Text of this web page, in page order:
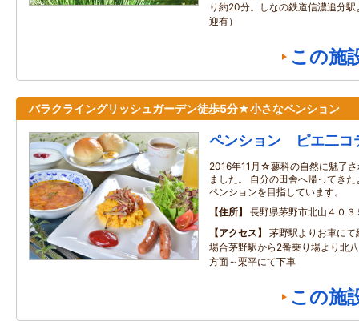
り約20分。しなの鉄道信濃追分
迎有）
この施
バラクライングリッシュガーデン徒歩5分★小さなペンション
ペンション ピエ二コ
2016年11月☆蓼科の自然に魅了
ました。 自分の田舎へ帰ってき
ペンションを目指しています。
住所
長野県茅野市北山４０３
アクセス
茅野駅よりお車に
場合茅野駅から2番乗り場より北
方面～栗平にて下車
この施